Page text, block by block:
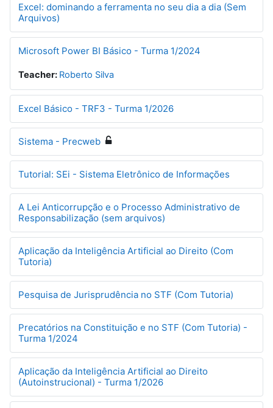
Excel: dominando a ferramenta no seu dia a dia (Sem
Arquivos)
Microsoft Power BI Básico - Turma 1/2024
Teacher: Roberto Silva
Excel Básico - TRF3 - Turma 1/2026
Sistema - Precweb
Tutorial: SEi - Sistema Eletrônico de Informações
A Lei Anticorrupção e o Processo Administrativo de
Responsabilização (sem arquivos)
Aplicação da Inteligência Artificial ao Direito (Com
Tutoria)
Pesquisa de Jurisprudência no STF (Com Tutoria)
Precatórios na Constituição e no STF (Com Tutoria) -
Turma 1/2024
Aplicação da Inteligência Artificial ao Direito
(Autoinstrucional) - Turma 1/2026